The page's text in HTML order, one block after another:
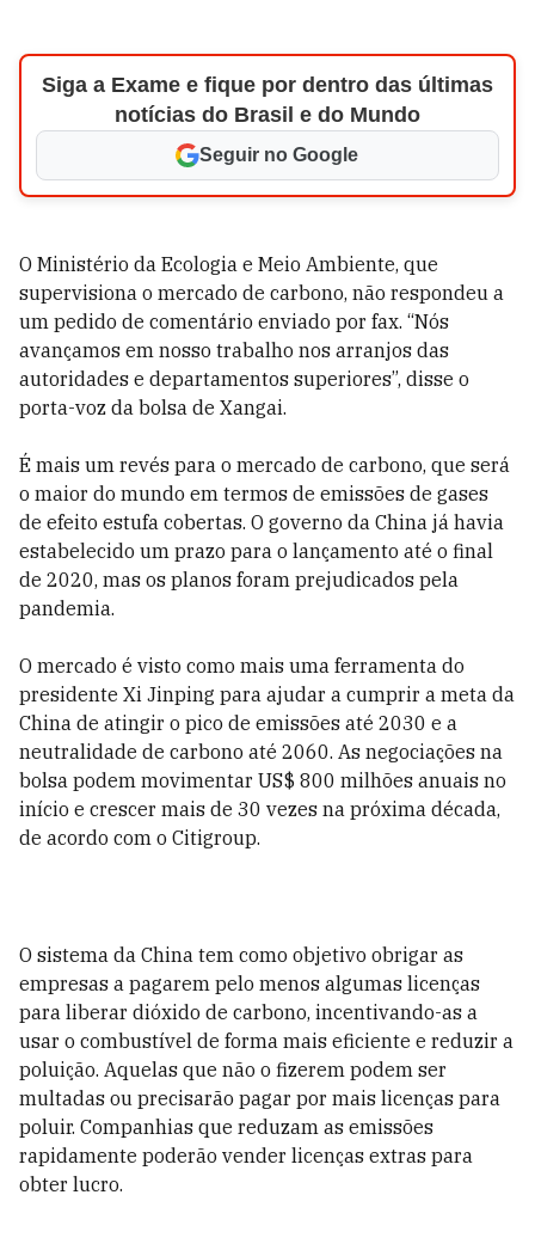
Siga a Exame e fique por dentro das últimas
notícias do Brasil e do Mundo
Seguir no Google
O Ministério da Ecologia e Meio Ambiente, que
supervisiona o mercado de carbono, não respondeu a
um pedido de comentário enviado por fax. “Nós
avançamos em nosso trabalho nos arranjos das
autoridades e departamentos superiores”, disse o
porta-voz da bolsa de Xangai.
É mais um revés para o mercado de carbono, que será
o maior do mundo em termos de emissões de gases
de efeito estufa cobertas. O governo da China já havia
estabelecido um prazo para o lançamento até o final
de 2020, mas os planos foram prejudicados pela
pandemia.
O mercado é visto como mais uma ferramenta do
presidente Xi Jinping para ajudar a cumprir a meta da
China de atingir o pico de emissões até 2030 e a
neutralidade de carbono até 2060. As negociações na
bolsa podem movimentar US$ 800 milhões anuais no
início e crescer mais de 30 vezes na próxima década,
de acordo com o Citigroup.
O sistema da China tem como objetivo obrigar as
empresas a pagarem pelo menos algumas licenças
para liberar dióxido de carbono, incentivando-as a
usar o combustível de forma mais eficiente e reduzir a
poluição. Aquelas que não o fizerem podem ser
multadas ou precisarão pagar por mais licenças para
poluir. Companhias que reduzam as emissões
rapidamente poderão vender licenças extras para
obter lucro.